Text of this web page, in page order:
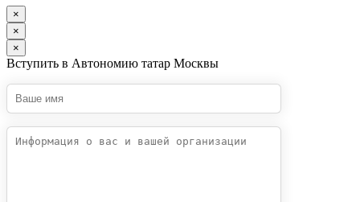
×
×
×
Вступить в Автономию татар Москвы